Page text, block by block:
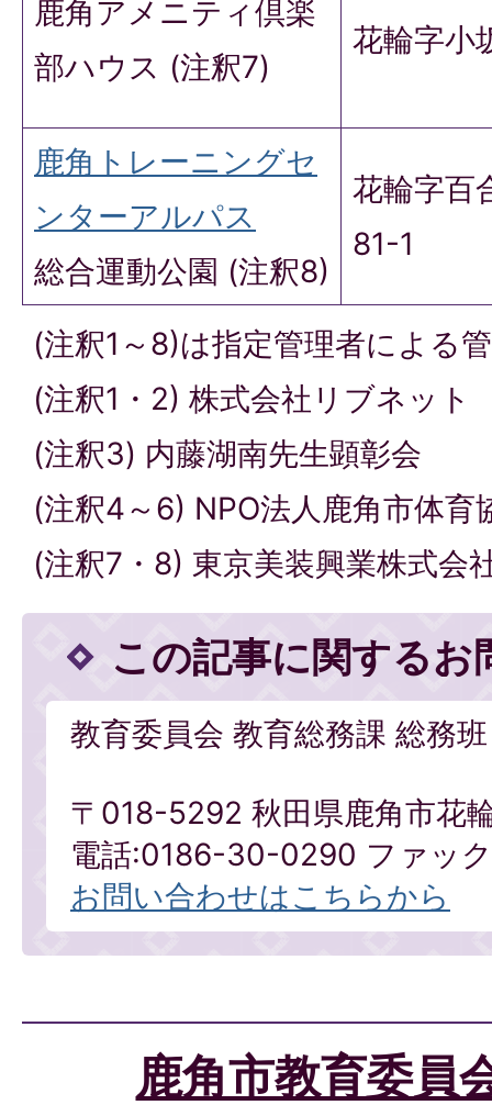
鹿角アメニティ倶楽
部ハウス (注釈7)
花輪字小
鹿角トレーニングセ
ンターアルパス
総合運動公園 (注釈8)
花輪字百
81-1
(注釈1～8)は指定管理者による
(注釈1・2) 株式会社リブネット
(注釈3) 内藤湖南先生顕彰会
(注釈4～6) NPO法人鹿角市体育
(注釈7・8) 東京美装興業株式会
この記事に関するお
教育委員会 教育総務課 総務班
〒018-5292 秋田県鹿角市花
電話:0186-30-0290 ファッ
お問い合わせはこちらから
鹿角市教育委員